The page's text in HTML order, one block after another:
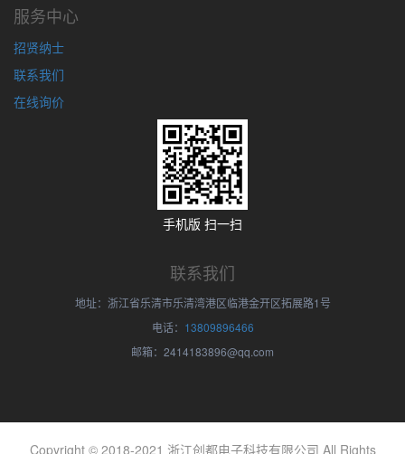
服务中心
招贤纳士
联系我们
在线询价
手机版 扫一扫
联系我们
地址：浙江省乐清市乐清湾港区临港金开区拓展路1号
电话： 13809896466
邮箱：2414183896@qq.com
Copyright © 2018-2021 浙江创都电子科技有限公司 All Rights